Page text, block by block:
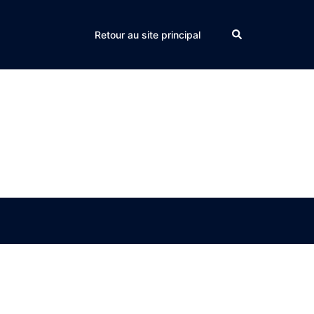
Retour au site principal Search